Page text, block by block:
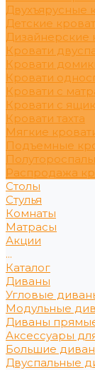
Двухъярусные
Детские
Дизайнерские
Кровати
Кровати
Кровати
Кровати с
Кровати с
Кровати тахта
Мягкие
Подъемные
Распродажа
Столы
Стулья
Комнаты
Матрасы
Акции
...
Каталог
Диваны
Угловые
Модульные
Диваны
Аксессуары
Большие
Двуспальные